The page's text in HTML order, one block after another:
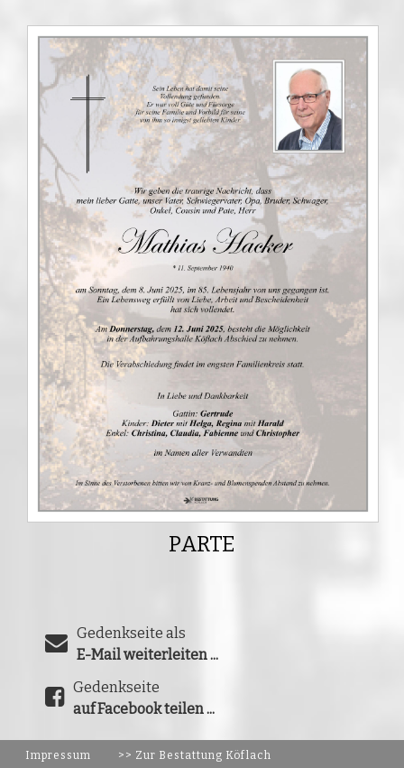
PARTE
Gedenkseite als
E-Mail weiterleiten ...
Gedenkseite
auf Facebook teilen ...
Impressum >> Zur Bestattung Köflach